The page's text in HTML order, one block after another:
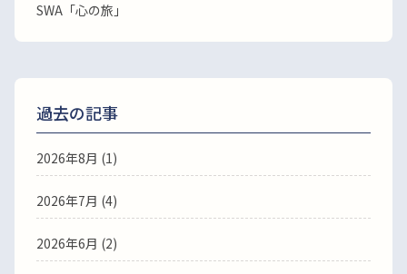
SWA「心の旅」
過去の記事
2026年8月 (1)
2026年7月 (4)
2026年6月 (2)